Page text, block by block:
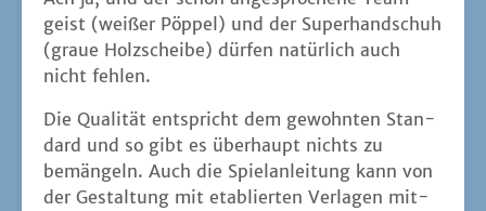
geist (wei­ßer Pöp­pel) und der Super­hand­schuh
(graue Holz­schei­be) dür­fen natür­lich auch
nicht fehlen.
Die Qua­li­tät ent­spricht dem gewohn­ten Stan­
dard und so gibt es über­haupt nichts zu
bemän­geln. Auch die Spiel­an­lei­tung kann von
der Gestal­tung mit eta­blier­ten Ver­la­gen mit­